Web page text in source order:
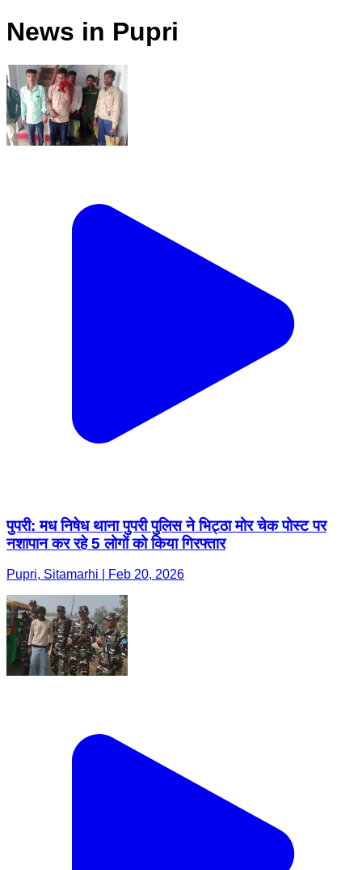
News in Pupri
पुपरी: मध निषेध थाना पुपरी पुलिस ने भिट्ठा मोर चेक पोस्ट पर
नशापान कर रहे 5 लोगों को किया गिरफ्तार
Pupri, Sitamarhi | Feb 20, 2026